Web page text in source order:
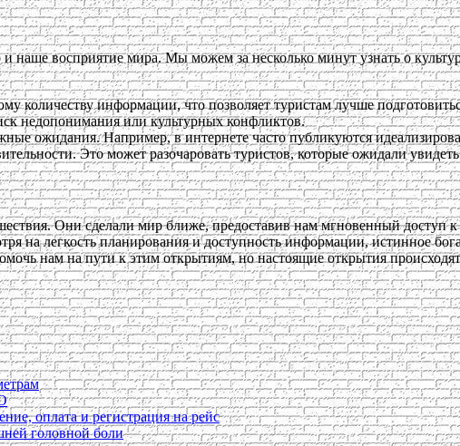
наше восприятие мира. Мы можем за несколько минут узнать о
количеству информации, что позволяет туристам лучше
недопонимания или культурных конфликтов.
ожидания. Например, в интернете часто публикуются
Это может разочаровать туристов, которые ожидали
Они сделали мир ближе, предоставив нам мгновенный доступ
на легкость планирования и доступность информации, истинное
нам на пути к этим открытиям, но настоящие открытия
оплата и регистрация на рейс
головной боли